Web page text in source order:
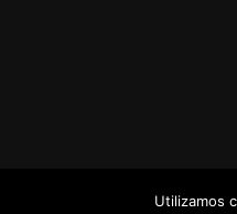
© Divulgadores del Misterio
Utilizamos